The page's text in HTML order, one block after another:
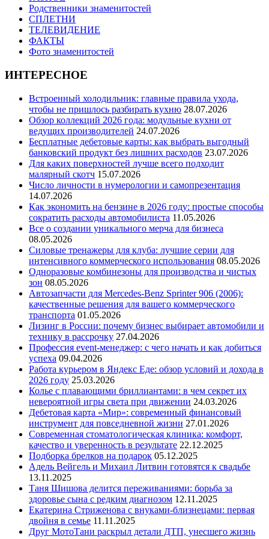
Родственники знаменитостей
СПЛЕТНИ
ТЕЛЕВИДЕНИЕ
ФАКТЫ
Фото знаменитостей
ИНТЕРЕСНОЕ
Встроенный холодильник: главные правила ухода,
чтобы не пришлось разбирать кухню 28.07.2026
Обзор коллекций 2026 года: модульные кухни от
ведущих производителей 24.07.2026
Бесплатные дебетовые карты: как выбрать выгодный
банковский продукт без лишних расходов 23.07.2026
Для каких поверхностей лучше всего подходит
малярный скотч 15.07.2026
Число личности в нумерологии и самопрезентация
14.07.2026
Как экономить на бензине в 2026 году: простые способы
сократить расходы автомобилиста 11.05.2026
Все о создании уникального мерча для бизнеса
08.05.2026
Силовые тренажеры для клуба: лучшие серии для
интенсивного коммерческого использования 08.05.2026
Одноразовые комбинезоны для производства и чистых
зон 08.05.2026
Автозапчасти для Mercedes-Benz Sprinter 906 (2006):
качественные решения для вашего коммерческого
транспорта 01.05.2026
Лизинг в России: почему бизнес выбирает автомобили и
технику в рассрочку 27.04.2026
Профессия event-менеджер: с чего начать и как добиться
успеха 09.04.2026
Работа курьером в Яндекс Еде: обзор условий и дохода в
2026 году 25.03.2026
Колье с плавающими бриллиантами: в чем секрет их
невероятной игры света при движении 24.03.2026
Дебетовая карта «Мир»: современный финансовый
инструмент для повседневной жизни 27.01.2026
Современная стоматологическая клиника: комфорт,
качество и уверенность в результате 22.12.2025
Подборка брелков на подарок 05.12.2025
Адель Вейгель и Михаил Литвин готовятся к свадьбе
13.11.2025
Таня Шишова делится переживаниями: борьба за
здоровье сына с редким диагнозом 12.11.2025
Екатерина Стриженова с внуками-близнецами: первая
двойня в семье 11.11.2025
Друг МотоТани раскрыл детали ДТП, унесшего жизнь